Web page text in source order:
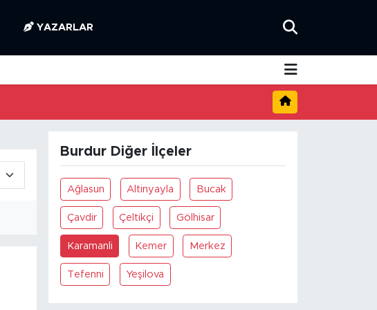
YAZARLAR
Burdur Diğer İlçeler
Ağlasun Altinyayla Bucak
Çavdir Çeltikçi Gölhisar
Karamanli Kemer Merkez
Tefenni Yeşilova